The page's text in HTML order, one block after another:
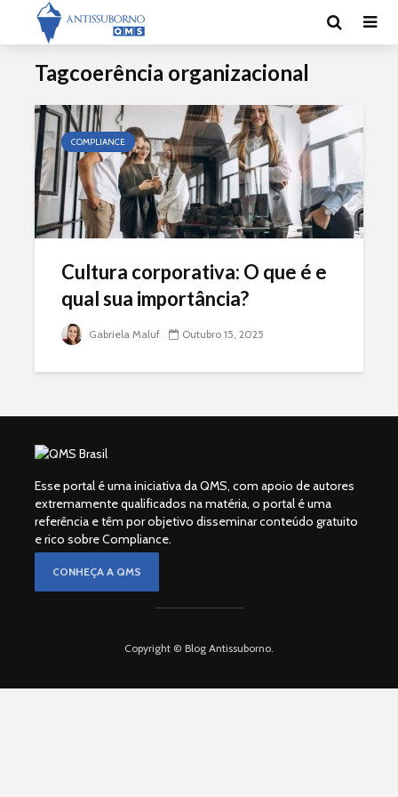
Tagcoerência organizacional
COMPLIANCE
Cultura corporativa: O que é e
qual sua importância?
Gabriela Maluf Outubro 15, 2025
Esse portal é uma iniciativa da QMS, com apoio de autores
extremamente qualificados na matéria, o portal é uma
referência e têm por objetivo disseminar conteúdo gratuito
e rico sobre Compliance.
CONHEÇA A QMS
Copyright © Blog Antissuborno.